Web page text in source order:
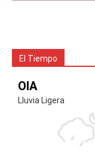
El Tiempo
OIA
Lluvia Ligera